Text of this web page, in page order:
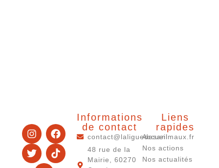
Informations
de contact
contact@laliguedesanimaux.fr
48 rue de la
Mairie, 60270
Liens
rapides
Accueil
Nos actions
Nos actualités